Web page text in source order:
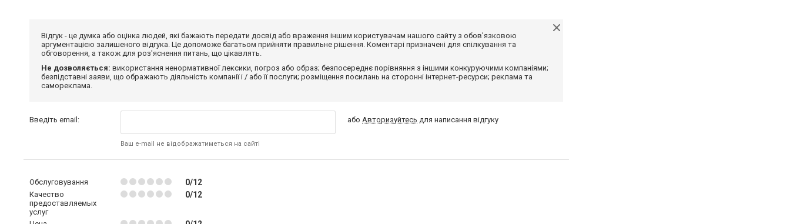
Відгук - це думка або оцінка людей, які бажають передати досвід або враження іншим користувачам нашого сайту з обов'язковою
аргументацією залишеного відгука. Це допоможе багатьом прийняти правильне рішення. Коментарі призначені для спілкування та
обговорення, а також для роз'яснення питань, що цікавлять.
Не дозволяється: використання ненормативної лексики, погроз або образ; безпосереднє порівняння з іншими конкуруючими компаніями;
безпідставні заяви, що ображають діяльність компанії і / або її послуги; розміщення посилань на сторонні інтернет-ресурси; реклама та
самореклама.
Введіть email:
Ваш e-mail не відображатиметься на сайті
абоАвторизуйтесь для написання відгуку
Обслуговування 0/12
Качество
предоставляемых
услуг
0/12